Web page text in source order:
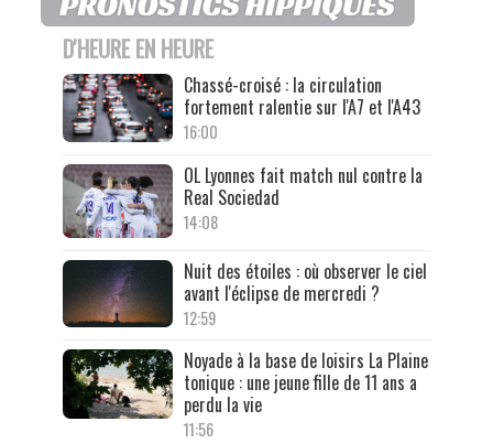
D'HEURE EN HEURE
Chassé-croisé : la circulation
fortement ralentie sur l'A7 et l'A43
16:00
OL Lyonnes fait match nul contre la
Real Sociedad
14:08
Nuit des étoiles : où observer le ciel
avant l'éclipse de mercredi ?
12:59
Noyade à la base de loisirs La Plaine
tonique : une jeune fille de 11 ans a
perdu la vie
11:56